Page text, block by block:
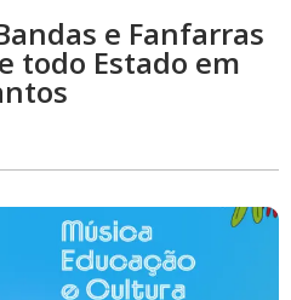
e Fanfarras
todo Estado em